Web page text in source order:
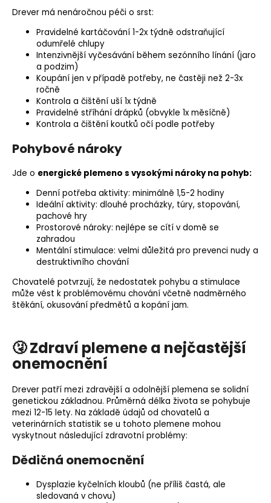
Drever má nenáročnou péči o srst:
Pravidelné kartáčování 1-2x týdně odstraňující
odumřelé chlupy
Intenzivnější vyčesávání během sezónního línání (jaro
a podzim)
Koupání jen v případě potřeby, ne častěji než 2-3x
ročně
Kontrola a čištění uší 1x týdně
Pravidelné stříhání drápků (obvykle 1x měsíčně)
Kontrola a čištění koutků očí podle potřeby
Pohybové nároky
Jde o energické plemeno s vysokými nároky na pohyb:
Denní potřeba aktivity: minimálně 1,5-2 hodiny
Ideální aktivity: dlouhé procházky, túry, stopování,
pachové hry
Prostorové nároky: nejlépe se cítí v domě se
zahradou
Mentální stimulace: velmi důležitá pro prevenci nudy a
destruktivního chování
Chovatelé potvrzují, že nedostatek pohybu a stimulace
může vést k problémovému chování včetně nadměrného
štěkání, okusování předmětů a kopání jam.
🤧 Zdraví plemene a nejčastější
onemocnění
Drever patří mezi zdravější a odolnější plemena se solidní
genetickou základnou. Průměrná délka života se pohybuje
mezi 12-15 lety. Na základě údajů od chovatelů a
veterinárních statistik se u tohoto plemene mohou
vyskytnout následující zdravotní problémy:
Dědičná onemocnění
Dysplazie kyčelních kloubů (ne příliš častá, ale
sledovaná v chovu)